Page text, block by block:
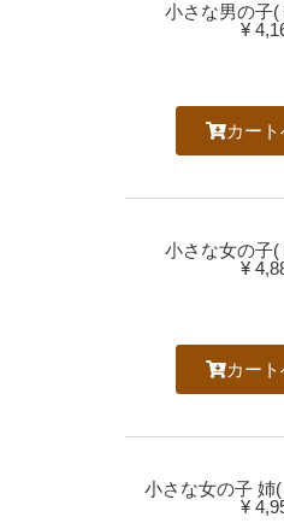
小さな男の子(
¥
カート
小さな女の子(
¥
カート
小さな女の子 姉(
¥